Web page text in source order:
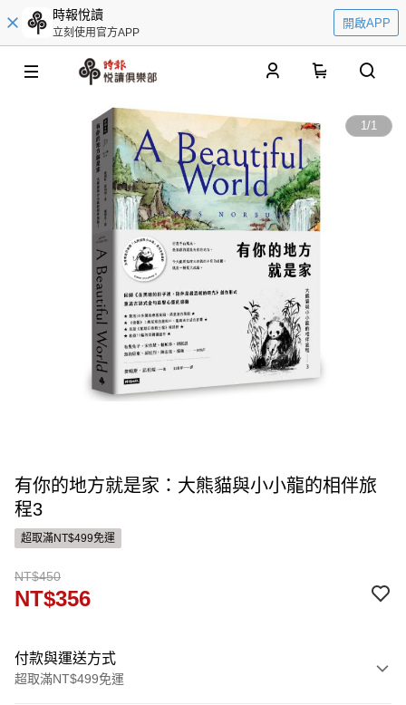
時報悅讀
立刻使用官方APP
開啟APP
1/1
有你的地方就是家：大熊貓與小小龍的相伴旅
程3
超取滿NT$499免運
NT$450
NT$356
付款與運送方式
超取滿NT$499免運